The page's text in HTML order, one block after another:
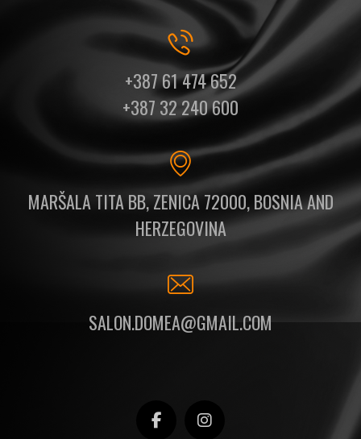
+387 61 474 652
+387 32 240 600
MARŠALA TITA BB, ZENICA 72000, BOSNIA AND
HERZEGOVINA
SALON.DOMEA@GMAIL.COM